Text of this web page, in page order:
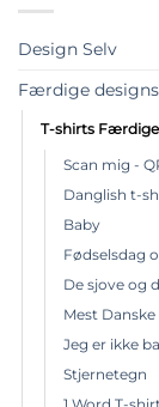
Design Selv
Færdige designs
T-shirts
Scan mig -
Danglish t-
Baby
Fødselsdag
De sjove og
Mest Danske
Jeg er ikke
Stjernetegn